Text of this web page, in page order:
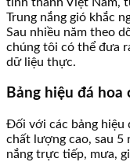
Trung nắng gió khắc
Sau nhiều năm theo
chúng tôi có thể đưa
dữ liệu thực.
Bảng hiệu đá
Đối với các bảng hiệu
chất lượng cao, sau 5
nắng trực tiếp, mưa,